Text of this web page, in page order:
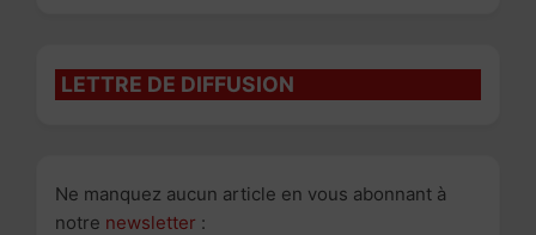
LETTRE DE DIFFUSION
Ne manquez aucun article en vous abonnant à
notre newsletter :